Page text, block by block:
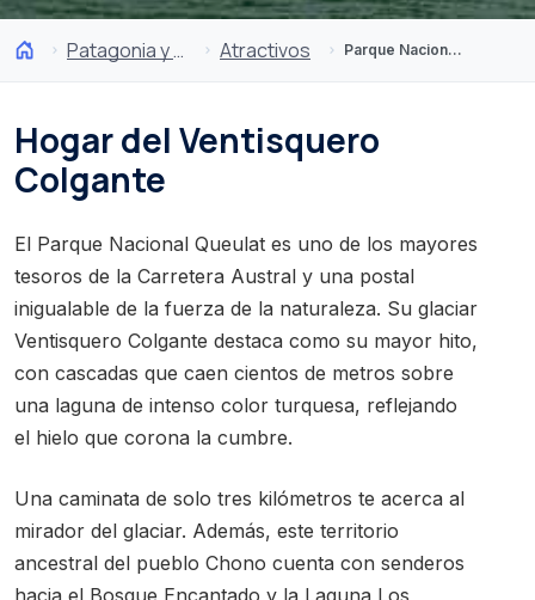
Patagonia y Antártica Atractivos Parque Nacional Queulat
Hogar del Ventisquero
Colgante
El Parque Nacional Queulat es uno de los mayores
tesoros de la Carretera Austral y una postal
inigualable de la fuerza de la naturaleza. Su glaciar
Ventisquero Colgante destaca como su mayor hito,
con cascadas que caen cientos de metros sobre
una laguna de intenso color turquesa, reflejando
el hielo que corona la cumbre.
Una caminata de solo tres kilómetros te acerca al
mirador del glaciar. Además, este territorio
ancestral del pueblo Chono cuenta con senderos
hacia el Bosque Encantado y la Laguna Los